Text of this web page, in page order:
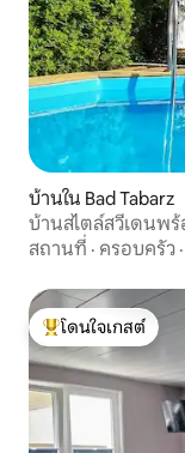
บ้านใน Bad Tabarz
บ้านสไตล์สวีเดนพร้
สถานที่ · ครอบครัว ·
โดนใจเกสต์ที่สุด
โดนใจเกสต์